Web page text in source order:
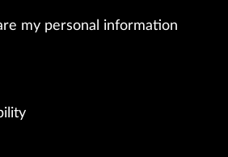
my personal information